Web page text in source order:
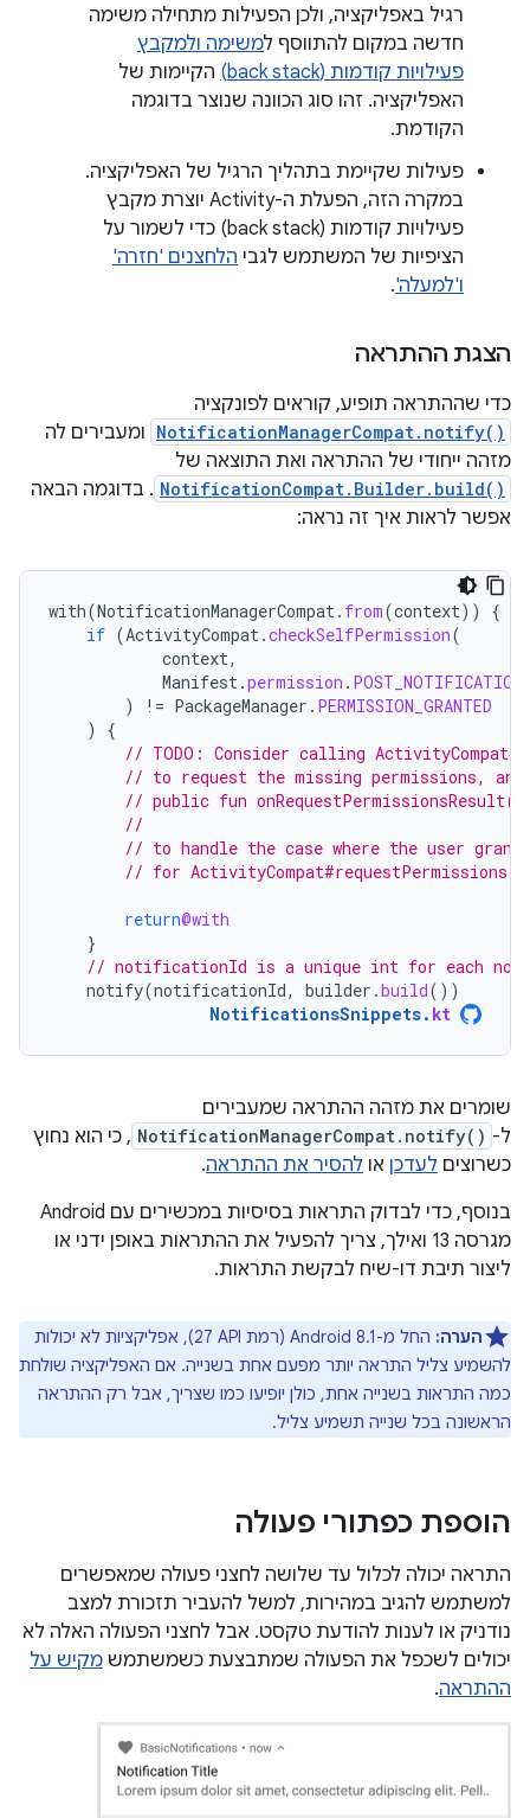
רגיל באפליקציה, ולכן הפעילות מתחילה משימה
חדשה במקום להתווסף למשימה ולמקבץ
פעילויות קודמות (back stack)
הקיימות של
האפליקציה. זהו סוג הכוונה שנוצר בדוגמה
הקודמת.
פעילות שקיימת בתהליך הרגיל של האפליקציה.
במקרה הזה, הפעלת ה-Activity יוצרת מקבץ
פעילויות קודמות (back stack) כדי לשמור על
הציפיות של המשתמש לגבי הלחצנים 'חזרה'
ו'למעלה'.
הצגת ההתראה
כדי שההתראה תופיע, קוראים לפונקציה
NotificationManagerCompat.notify() ומעבירים לה
מזהה ייחודי של ההתראה ואת התוצאה של
NotificationCompat.Builder.build() . בדוגמה הבאה
אפשר לראות איך זה נראה:
with(NotificationManagerCompat. from(context))
{
if (ActivityCompat.checkSelfPermission(
context,
Manifest.permission .
)
!= PackageManager . PERMISSION_GRANTED
)
{
// TODO: Consider calling
// to request the missing permissions,
// public fun
//
// to handle the case where the user
// for ActivityCompat#requestPermissions
return@with
}
// notificationId is a unique int for each
notify(notificationId, builder .build())
NotificationsSnippets. kt
שומרים את מזהה ההתראה שמעבירים
ל- NotificationManagerCompat.notify() , כי הוא נחוץ
כשרוצים לעדכן או להסיר את ההתראה.
בנוסף, כדי לבדוק התראות בסיסיות במכשירים עם Android
מגרסה 13 ואילך, צריך להפעיל את ההתראות באופן ידני או
ליצור תיבת דו-שיח לבקשת התראות.
הערה:
החל מ-Android 8.1 (רמת API‏ 27), אפליקציות לא יכולות
להשמיע צליל התראה יותר מפעם אחת בשנייה. אם האפליקציה שולחת
כמה התראות בשנייה אחת, כולן יופיעו כמו שצריך, אבל רק ההתראה
הראשונה בכל שנייה תשמיע צליל.
הוספת כפתורי פעולה
התראה יכולה לכלול עד שלושה לחצני פעולה שמאפשרים
למשתמש להגיב במהירות, למשל להעביר תזכורת למצב
נודניק או לענות להודעת טקסט. אבל לחצני הפעולה האלה לא
יכולים לשכפל את הפעולה שמתבצעת כשמשתמש מקיש על
ההתראה.